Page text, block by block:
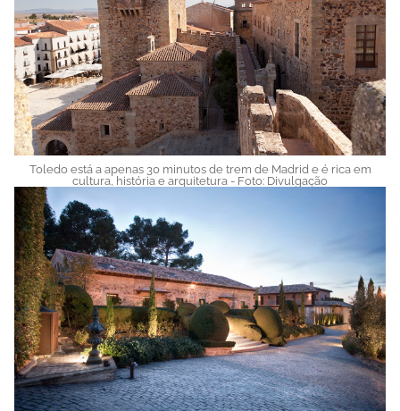
Toledo está a apenas 30 minutos de trem de Madrid e é rica em
cultura, história e arquitetura - Foto: Divulgação